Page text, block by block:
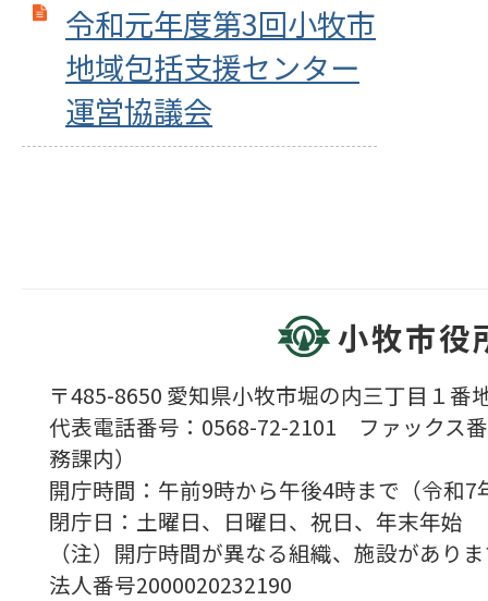
令和元年度第3回小牧市
地域包括支援センター
運営協議会
小牧市役
〒485-8650 愛知県小牧市堀の内三丁目１番
代表電話番号：0568-72-2101 ファックス
務課内）
開庁時間：午前9時から午後4時まで（令
閉庁日：土曜日、日曜日、祝日、年末年始
（注）開庁時間が異なる組織、施設があり
法人番号2000020232190